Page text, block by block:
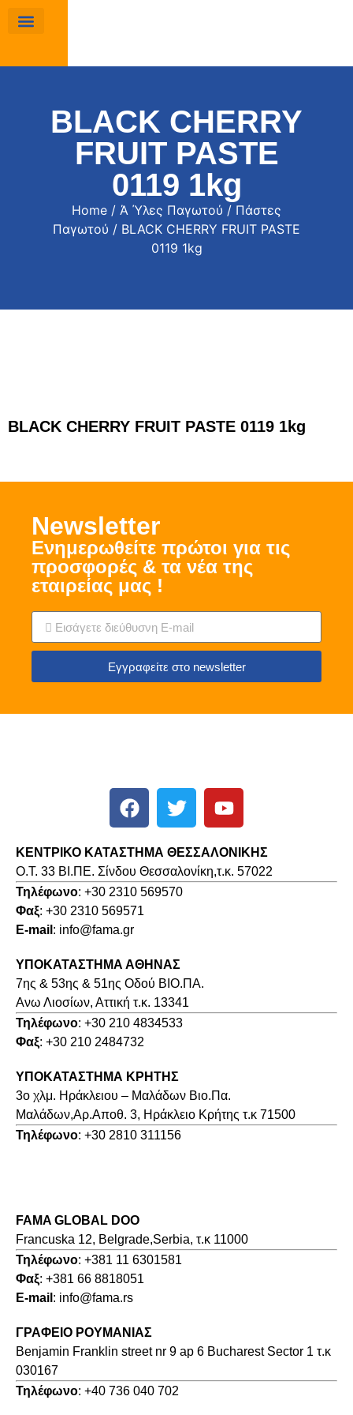
BLACK CHERRY
FRUIT PASTE
0119 1kg
Home / Ά Ύλες Παγωτού / Πάστες
Παγωτού / BLACK CHERRY FRUIT PASTE
0119 1kg
BLACK CHERRY FRUIT PASTE 0119 1kg
Νewsletter
Ενημερωθείτε πρώτοι για τις
προσφορές & τα νέα της
εταιρείας μας !
Εγγραφείτε στο newsletter
ΚΕΝΤΡΙΚΟ ΚΑΤΑΣΤΗΜΑ ΘΕΣΣΑΛΟΝΙΚΗΣ
O.T. 33 ΒΙ.ΠΕ. Σίνδου Θεσσαλονίκη,τ.κ. 57022
Τηλέφωνο: +30 2310 569570
Φαξ: +30 2310 569571
E-mail : info@fama.gr
ΥΠΟΚΑΤΑΣΤΗΜΑ ΑΘΗΝΑΣ
7ης & 53ης & 51ης Οδού ΒΙΟ.ΠΑ.
Ανω Λιοσίων, Αττική τ.κ. 13341
Τηλέφωνο: +30 210 4834533
Φαξ: +30 210 2484732
ΥΠΟΚΑΤΑΣΤΗΜΑ ΚΡΗΤΗΣ
3o χλμ. Ηράκλειου – Μαλάδων Βιο.Πα.
Μαλάδων,Αρ.Αποθ. 3, Ηράκλειο Κρήτης τ.κ 71500
Τηλέφωνο: +30 2810 311156
FAMA GLOBAL DOO
Francuska 12, Belgrade,Serbia, τ.κ 11000
Τηλέφωνο: +381 11 6301581
Φαξ: +381 66 8818051
E-mail : info@fama.rs
ΓΡΑΦΕΙΟ ΡΟΥΜΑΝΙΑΣ
Benjamin Franklin street nr 9 ap 6 Bucharest Sector 1 τ.κ
030167
Τηλέφωνο: +40 736 040 702